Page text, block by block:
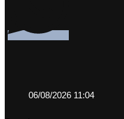
06/08/2026 11:04